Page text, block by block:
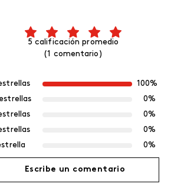
5 calificación promedio
(1 comentario)
100%
0%
0%
0%
0%
Escribe un comentario